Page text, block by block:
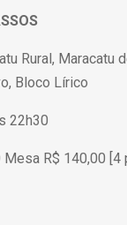
Rural, Maracatu
Bloco Lírico
22h30
Mesa R$ 140,00 [4